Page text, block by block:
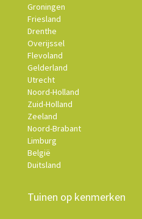
Groningen
Friesland
Drenthe
Overijssel
Flevoland
Gelderland
Utrecht
Noord-Holland
Zuid-Holland
Zeeland
Noord-Brabant
Limburg
België
Duitsland
Tuinen op kenmerken